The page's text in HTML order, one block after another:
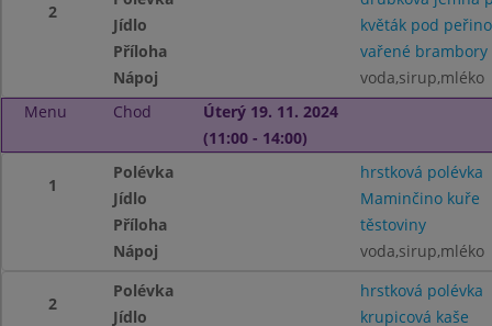
2
Jídlo
květák pod
Příloha
vařené brambory
Nápoj
voda,sirup,mléko
Menu
Chod
Úterý 19. 11. 2024
(11:00 - 14:00)
1
Polévka
hrstková polévka
Jídlo
Maminčino kuře
Příloha
těstoviny
Nápoj
voda,sirup,mléko
2
Polévka
hrstková polévka
Jídlo
krupicová kaše